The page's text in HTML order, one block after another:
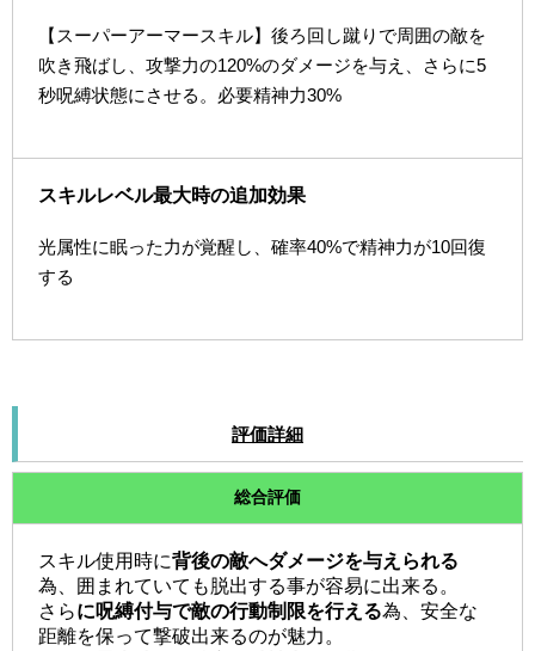
【スーパーアーマースキル】後ろ回し蹴りで周囲の敵を
吹き飛ばし、攻撃力の120%のダメージを与え、さらに5
秒呪縛状態にさせる。必要精神力30%
スキルレベル最大時の追加効果
光属性に眠った力が覚醒し、確率40%で精神力が10回復
する
評価詳細
総合評価
スキル使用時に背後の敵へダメージを与えられる
為、囲まれていても脱出する事が容易に出来る。
さらに呪縛付与で敵の行動制限を行える為、安全な
距離を保って撃破出来るのが魅力。